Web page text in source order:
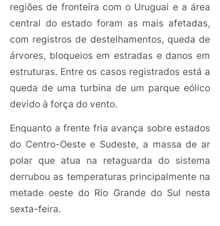
regiões de fronteira com o Uruguai e a área
central do estado foram as mais afetadas,
com registros de destelhamentos, queda de
árvores, bloqueios em estradas e danos em
estruturas. Entre os casos registrados está a
queda de uma turbina de um parque eólico
devido à força do vento.
Enquanto a frente fria avança sobre estados
do Centro-Oeste e Sudeste, a massa de ar
polar que atua na retaguarda do sistema
derrubou as temperaturas principalmente na
metade oeste do Rio Grande do Sul nesta
sexta-feira.